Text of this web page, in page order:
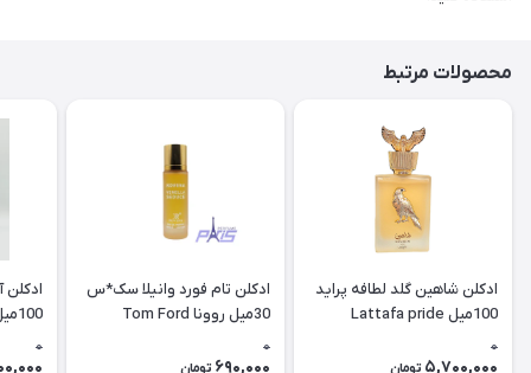
محصولات مرتبط
ادکلن شاهین گلد لطافه پراید
100میل Lattafa pride
0
5,700,000 تومان
ادکلن تام فورد وانیلا سک*س
30میل روونا Tom Ford
0
690,000 تومان
ادکلن
0